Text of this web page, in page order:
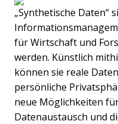
„Synthetische Daten“
für Wirtschaft und
werden. Künstlich
können sie reale
persönliche
neue Möglichkeiten
Datenaustausch und